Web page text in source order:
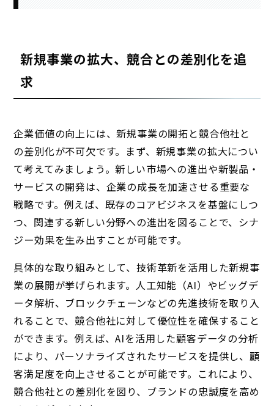
新規事業の拡大、競合との差別化を追
求
企業価値の向上には、新規事業の開拓と競合他社と
の差別化が不可欠です。まず、新規事業の拡大につい
て考えてみましょう。新しい市場への進出や新製品・
サービスの開発は、企業の成長を加速させる重要な
戦略です。例えば、既存のコアビジネスを基盤にしつ
つ、関連する新しい分野への進出を図ることで、シナ
ジー効果を生み出すことが可能です。
具体的な取り組みとして、技術革新を活用した新規事
業の展開が挙げられます。人工知能（AI）やビッグデ
ータ解析、ブロックチェーンなどの先進技術を取り入
れることで、競合他社に対して優位性を確保すること
ができます。例えば、AIを活用した顧客データの分析
により、パーソナライズされたサービスを提供し、顧
客満足度を向上させることが可能です。これにより、
競合他社との差別化を図り、ブランドの忠誠度を高め